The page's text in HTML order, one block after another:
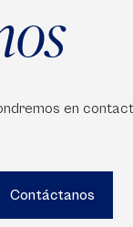
en
Contáctanos